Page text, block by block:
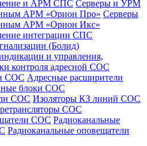
и АРМ СПС Серверы и УРМ
АРМ «Орион Про» Серверы
АРМ «Орион Икс»
интеграции СПС
(Болид)
и управления,
контроля адресной СОС
СОС Адресные расширители
блоки СОС
СОС Изоляторы КЗ линий СОС
СОС
СОС Радиоканальные
Радиоканальные оповещатели